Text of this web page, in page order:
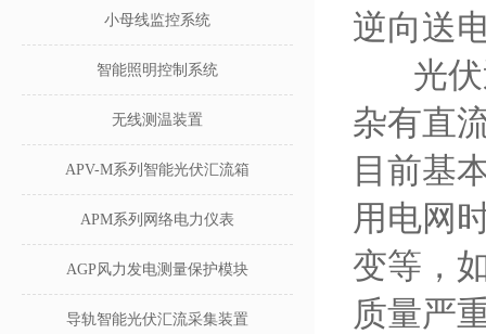
小母线监控系统
智能照明控制系统
无线测温装置
APV-M系列智能光伏汇流箱
APM系列网络电力仪表
AGP风力发电测量保护模块
导轨智能光伏汇流采集装置
逆向送
光伏
杂有直
目前基
用电网
变等，
质量严